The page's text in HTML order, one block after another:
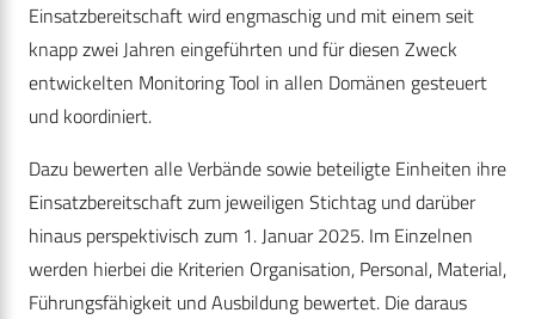
Einsatzbereitschaft wird engmaschig und mit einem seit
knapp zwei Jahren eingeführten und für diesen Zweck
entwickelten Monitoring Tool in allen Domänen gesteuert
und koordiniert.
Dazu bewerten alle Verbände sowie beteiligte Einheiten ihre
Einsatzbereitschaft zum jeweiligen Stichtag und darüber
hinaus perspektivisch zum 1. Januar 2025. Im Einzelnen
werden hierbei die Kriterien Organisation, Personal, Material,
Führungsfähigkeit und Ausbildung bewertet. Die daraus